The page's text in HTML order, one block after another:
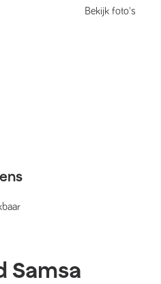
Bekijk foto's
Samsa